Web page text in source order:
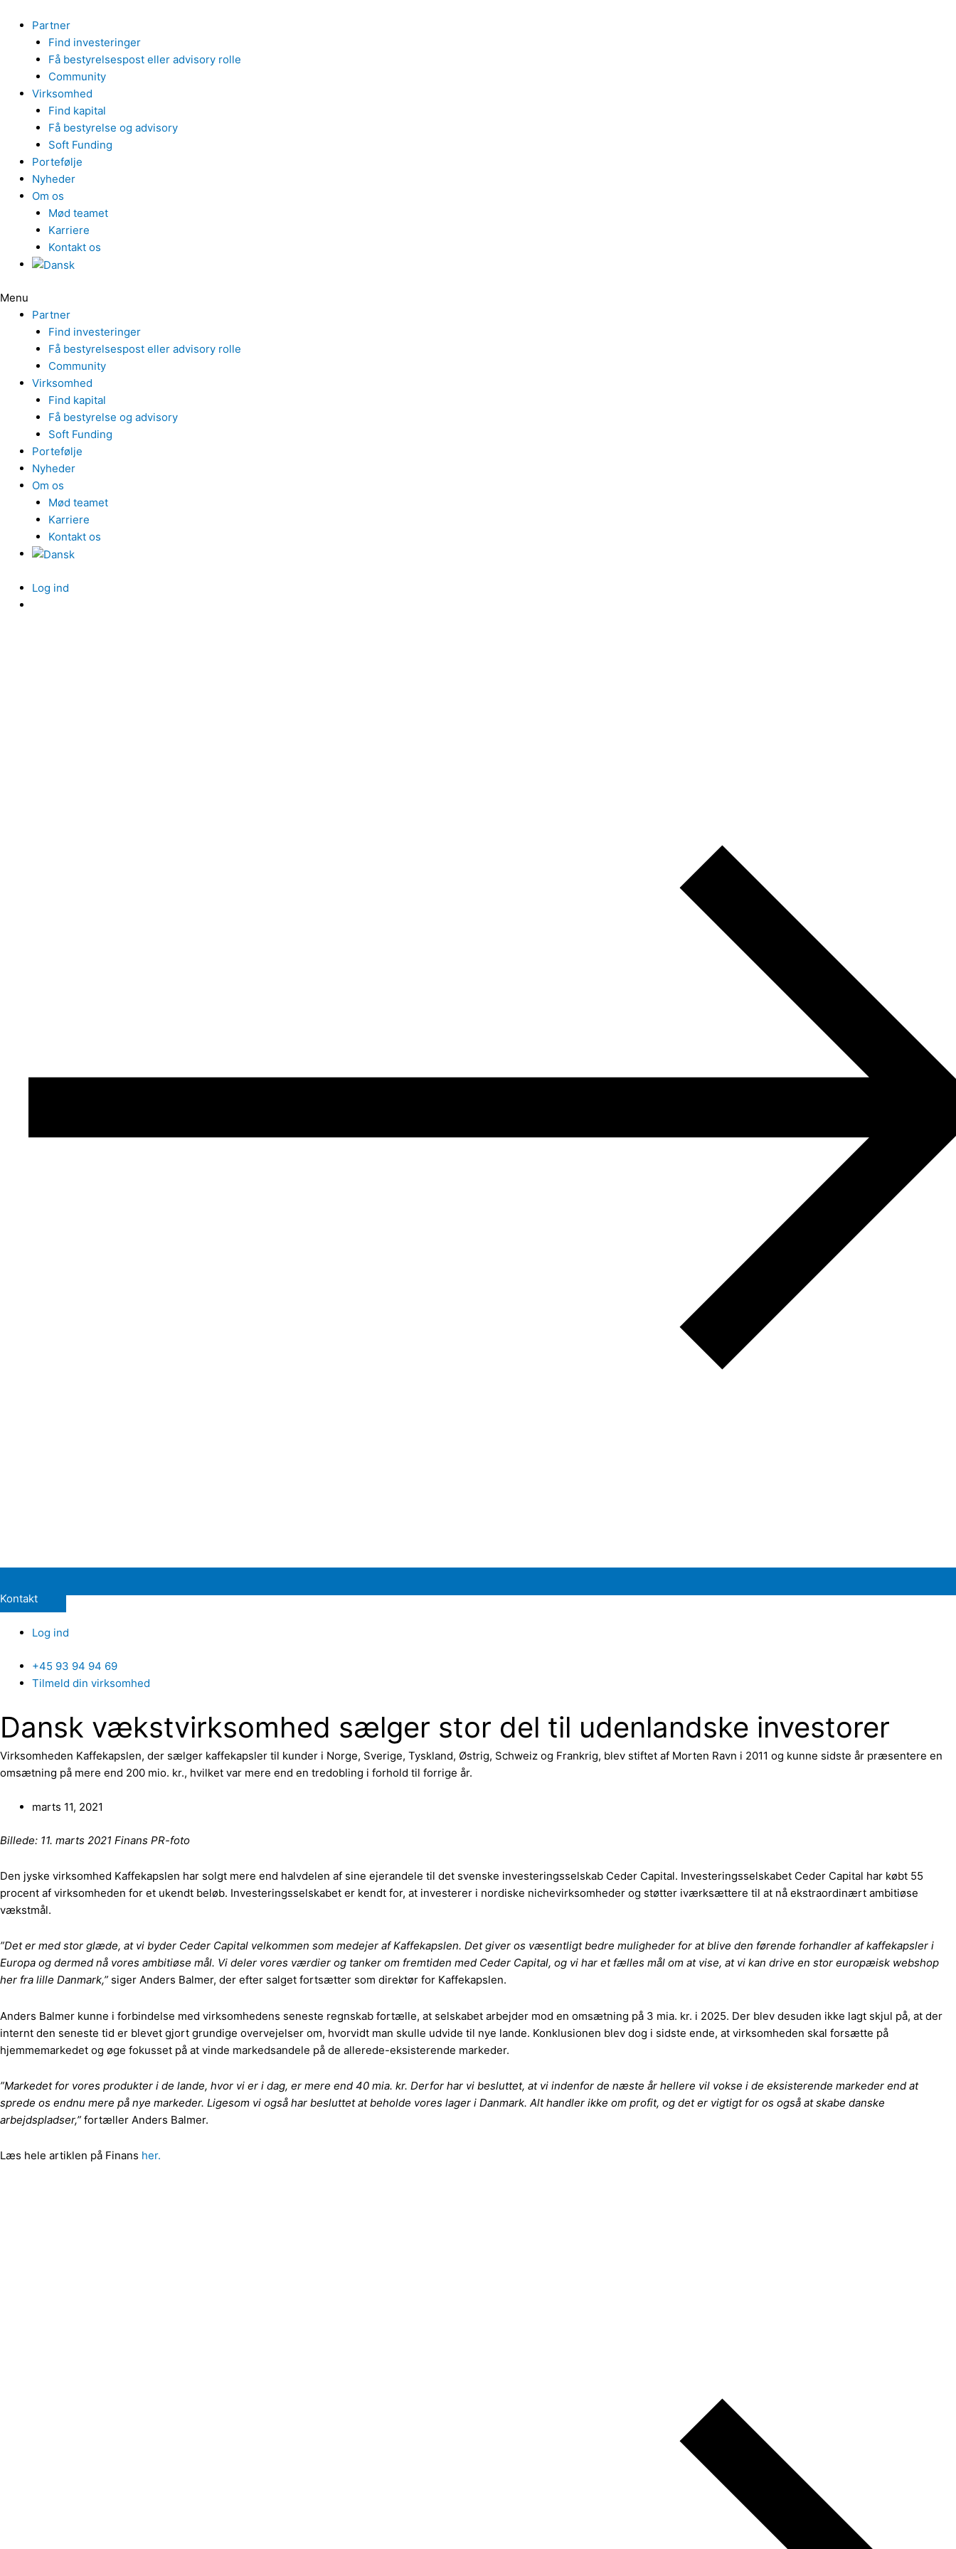
indholdet
Partner
Find investeringer
Få bestyrelsespost eller advisory rolle
Community
Virksomhed
Find kapital
Få bestyrelse og advisory
Soft Funding
Portefølje
Nyheder
Om os
Mød teamet
Karriere
Kontakt os
Menu
Partner
Find investeringer
Få bestyrelsespost eller advisory rolle
Community
Virksomhed
Find kapital
Få bestyrelse og advisory
Soft Funding
Portefølje
Nyheder
Om os
Mød teamet
Karriere
Kontakt os
Log ind
Kontakt
Log ind
+45 93 94 94 69
Tilmeld din virksomhed
Dansk vækstvirksomhed sælger stor del til udenlandske investorer
Virksomheden Kaffekapslen, der sælger kaffekapsler til kunder i Norge, Sverige, Tyskland, Østrig, Schweiz og Frankrig, blev stiftet af Morten Ravn i 2011 og kunne sidste år præsentere en
omsætning på mere end 200 mio. kr., hvilket var mere end en tredobling i forhold til forrige år.
marts 11, 2021
Billede: 11. marts 2021 Finans PR-foto
Den jyske virksomhed Kaffekapslen har solgt mere end halvdelen af sine ejerandele til det svenske investeringsselskab Ceder Capital. Investeringsselskabet Ceder Capital har købt 55
procent af virksomheden for et ukendt beløb. Investeringsselskabet er kendt for, at investerer i nordiske nichevirksomheder og støtter iværksættere til at nå ekstraordinært ambitiøse
vækstmål.
”Det er med stor glæde, at vi byder Ceder Capital velkommen som medejer af Kaffekapslen. Det giver os væsentligt bedre muligheder for at blive den førende forhandler af kaffekapsler i
Europa og dermed nå vores ambitiøse mål. Vi deler vores værdier og tanker om fremtiden med Ceder Capital, og vi har et fælles mål om at vise, at vi kan drive en stor europæisk webshop
her fra lille Danmark,” siger Anders Balmer, der efter salget fortsætter som direktør for Kaffekapslen.
Anders Balmer kunne i forbindelse med virksomhedens seneste regnskab fortælle, at selskabet arbejder mod en omsætning på 3 mia. kr. i 2025. Der blev desuden ikke lagt skjul på, at der
internt den seneste tid er blevet gjort grundige overvejelser om, hvorvidt man skulle udvide til nye lande. Konklusionen blev dog i sidste ende, at virksomheden skal forsætte på
hjemmemarkedet og øge fokusset på at vinde markedsandele på de allerede-eksisterende markeder.
”Markedet for vores produkter i de lande, hvor vi er i dag, er mere end 40 mia. kr. Derfor har vi besluttet, at vi indenfor de næste år hellere vil vokse i de eksisterende markeder end at
sprede os endnu mere på nye markeder. Ligesom vi også har besluttet at beholde vores lager i Danmark. Alt handler ikke om profit, og det er vigtigt for os også at skabe danske
arbejdspladser,” fortæller Anders Balmer.
Læs hele artiklen på Finans her.